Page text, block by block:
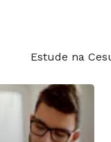
Estude na